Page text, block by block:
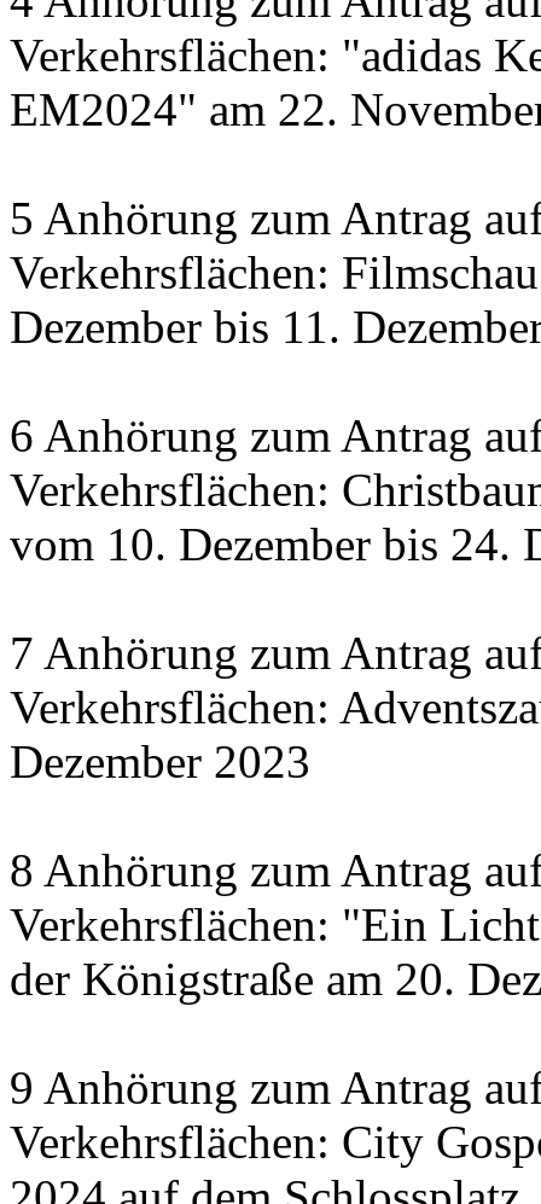
Verkehrsflächen: "adidas
EM2024" am 22.
5 Anhörung zum Antrag
Verkehrsflächen:
Dezember bis 11.
6 Anhörung zum Antrag
Verkehrsflächen:
vom 10. Dezember bis 24.
7 Anhörung zum Antrag
Verkehrsflächen:
Dezember 2023
8 Anhörung zum Antrag
Verkehrsflächen: "Ein
der Königstraße am 20.
9 Anhörung zum Antrag
Verkehrsflächen: City